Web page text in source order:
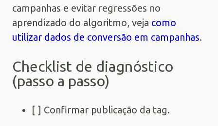
campanhas e evitar regressões no
aprendizado do algoritmo, veja como
utilizar dados de conversão em campanhas.
Checklist de diagnóstico
(passo a passo)
[ ] Confirmar publicação da tag.